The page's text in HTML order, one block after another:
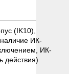
(IK10),
ИК-
ИК-
действия)